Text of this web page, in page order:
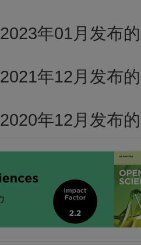
2023年01月发布
2021年12月发布
2020年12月发布